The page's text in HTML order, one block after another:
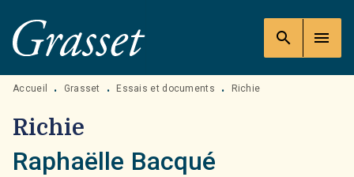
MENU RECHERCHE
PIED DE PAGE
search menu
Accueil • Grasset • Essais et documents • Richie
Richie
Raphaëlle Bacqué